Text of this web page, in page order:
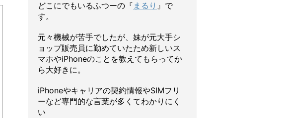
どこにでもいるふつーの『 まるり 』で
す。
元々機械が苦手でしたが、妹が元大手シ
ョップ販売員に勤めていたため新しいス
マホやiPhoneのことを教えてもらってか
ら大好きに。
iPhoneやキャリアの契約情報やSIMフリ
ーなど専門的な言葉が多くてわかりにく
い